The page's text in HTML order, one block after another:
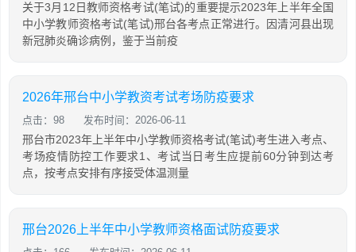
关于3月12日教师资格考试(笔试)的重要提示2023年上半年全国
中小学教师资格考试(笔试)邢台各考点正常进行。因清河县出现
新冠肺炎确诊病例，鉴于当前疫
2026年邢台中小学教资考试考场防疫要求
点击：98 发布时间：2026-06-11
邢台市2023年上半年中小学教师资格考试(笔试)考生进入考点、
考场疫情防控工作要求1、考试当日考生应提前60分钟到达考
点，按考点安排有序接受体温测量
邢台2026上半年中小学教师资格面试防疫要求